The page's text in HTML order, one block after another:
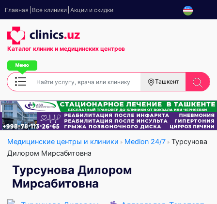
Главная Все клиники Акции и скидки
Каталог клиник и медицинских центров
Ташкент
Медицинские центры и клиники Medion 24/7
Турсунова
Дилором Мирсабитовна
Турсунова Дилором
Мирсабитовна